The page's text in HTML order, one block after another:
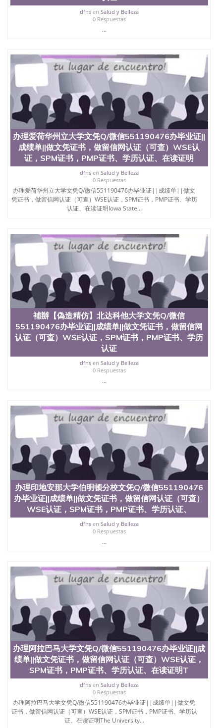
6、客户确认收到结果，付余款。 我们对海外大学及
学院的毕业证成绩单所使用的材料，尺寸大小，防伪
结构（包括：水印，阴影底纹，钢印LOGO烫金烫
对照。质量得到了广大海外客户群体的认可，同时和
海外学校留学中介， 同时能做到与时俱进，及时掌握
各大院校的（毕业证，成绩单，资格证，学生卡，结
业证，录取通知书，在读证明等相关材料）的版本更
新信息， 能够在时间掌握的海外学历文凭的样版，尺
寸大小，纸张材质，防伪技术等等，并在时间收集到
原版实物，以求达到客户的需求。 我们的优势： 我
们在保证合理定价的同时，坚持较高性价比，通过品
质和效率不断优化，为您倾情诠释什么是高性价比。
咨询顾问：Sam q/微信:551190476 Q/微
信:551190476办理毕业证成绩单、教育部认证,录取通
知书，雅思，留学回国证明.
公司专业制作、办理、仿制、成绩单文凭、改成绩、
教育部学历学位认证、毕业证、成绩单、文凭、学历
文凭、假文凭假毕业证假学历书制作、假制作、办
理、仿制学位证书、毕业证文凭、文凭毕业证、毕业
位认证、留学生学历认证、留学生学位认证、英国文
凭学历、美国文凭学历、澳洲文凭学历、加拿大文凭
学历、新西兰学历认证等q:551190476 微信：
551190476 圣何塞州立大学毕业证（San Jose State
University）圣何塞州立大学毕业证（San Jose State
University）圣何塞州立大学毕业证（San Jose State
University）圣何塞州立大学成绩单（San Jose State
University）圣何塞州立大学成绩单（ San Jose State
University）圣何塞州立大学成绩单（San Jose State
University）成绩单圣何塞州立大学文凭（San Jose
State University）圣何塞州立大学（San Jose State
University）圣何塞州立大学（San Jose State
University）圣何塞州立大学（ San Jose State
University）圣何塞州立大学（San Jose State
University）圣何塞州立大学文凭（San Jose State
University）圣何塞州立大学文凭（San Jose State
University）文凭圣何塞州立大学文凭（San Jose
State University）圣何塞州立大学学历（San Jose
State University）圣 塞州立大学学历（San Jose
State University）圣何塞州立大学（San Jose State
University）圣何塞州立大学（San Jose State
University）圣何塞州立大学（San Jose State
University）圣何塞州立大学（San Jose State
University）圣何塞州立大学学位证（San Jose State
University）圣何塞州立大学学位证（San Jose State
University）圣何塞州立大学学位证（San Jose State
University）圣何塞州立大学（San Jose State
University）圣何塞州立大学（San Jose State
University）圣何塞州立大学（San Jose State
University）圣何塞州立大学（San Jose State
University）圣何塞州立大学学位证（San Jose State
University）圣何塞州立大学学位证（San Jose State
University）圣何塞州立大学结业证（San Jose State
University）圣何塞州立大学学位证（San Jose State
University）圣何塞州立大学学位证（San Jose State
University）圣何塞州立大学学历证书（San Jose
State University）圣何塞州立大学学历证书（San
Jose State University）圣何塞州立大学学历证书
（San Jose State University）澳洲读书未毕业找人做
文凭学位qq微信551190476澳洲读CQU中央昆士兰大
学学历 绩单购买学位证书/澳洲读本科硕士做文凭/购
买澳洲大学毕业证成绩单假文凭学历
offieUniversityofSouthernQueensland 澳洲读书未毕
业找人做文凭学位qq微信551190476澳洲读CQU中央
昆士兰大学学历成绩单购买学位证书/澳洲读本科硕
士做文凭/购买澳洲大学毕业证成绩单假文凭学历办
理南卡罗来纳州立大学文凭Q/微信551190476办毕业
证||成绩单||做文凭证书，做留信网认证（可查）WSE
认证，SPM证书，PMP证书、学历认证、在读证明
dfnsen Salud y Belleza
0 Respuestas
...
办理爱荷华州立大学文凭Q/微信551190476办毕业证||
成绩单||做文凭证书，做留信网认证（可查）WSE认
证，SPM证书，PMP证书、学历认证、在读证明
dfnsen Salud y Belleza
0 Respuestas
办理爱荷华州立大学文凭Q/微信551190476办毕业证||成绩单||做文
凭证书，做留信网认证（可查）WSE认证，SPM证书，PMP证书、学历
认证、在读证明Iowa State...
補辦【偽造精仿】北达科他大学文凭Q/微信
551190476办毕业证||成绩单||做文凭证书，做留信网
认证（可查）WSE认证，SPM证书，PMP证书、学历
认证
dfnsen Salud y Belleza
0 Respuestas
...
办理印地安那大学伯明顿分校文凭Q/微信551190476
办毕业证||成绩单||做文凭证书，做留信网认证（可查）
WSE认证，SPM证书，PMP证书、学历认证、
dfnsen Salud y Belleza
0 Respuestas
...
办理阿拉巴马大学文凭Q/微信551190476办毕业证||成
绩单||做文凭证书，做留信网认证（可查）WSE认证，
SPM证书，PMP证书、学历认证、在读证明T
dfnsen Salud y Belleza
0 Respuestas
办理阿拉巴马大学文凭Q/微信551190476办毕业证||成绩单||做文凭
证书，做留信网认证（可查）WSE认证，SPM证书，PMP证书、学历认
证、在读证明The University...